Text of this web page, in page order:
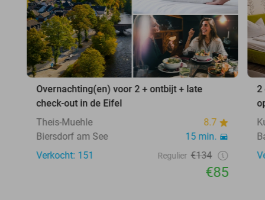
Overnachting(en) voor 2 + ontbijt + late
check-out in de Eifel
Theis-Muehle
8.7
Biersdorf am See
15 min.
Verkocht: 151
Regulier €134
€85
2